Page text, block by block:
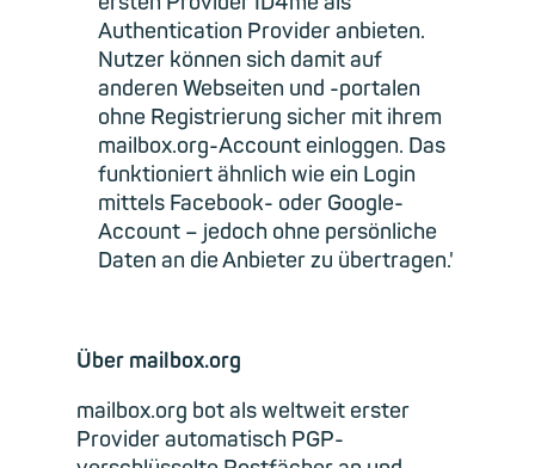
Authentication Provider anbieten.
Nutzer können sich damit auf
anderen Webseiten und -portalen
ohne Registrierung sicher mit ihrem
mailbox.org-Account einloggen. Das
funktioniert ähnlich wie ein Login
mittels Facebook- oder Google-
Account – jedoch ohne persönliche
Daten an die Anbieter zu übertragen.'
Über mailbox.org
mailbox.org bot als weltweit erster
Provider automatisch PGP-